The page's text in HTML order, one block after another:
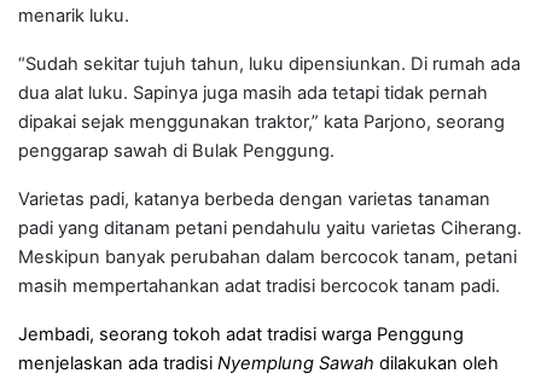
menarik luku.
“Sudah sekitar tujuh tahun, luku dipensiunkan. Di rumah ada
dua alat luku. Sapinya juga masih ada tetapi tidak pernah
dipakai sejak menggunakan traktor,” kata Parjono, seorang
penggarap sawah di Bulak Penggung.
Varietas padi, katanya berbeda dengan varietas tanaman
padi yang ditanam petani pendahulu yaitu varietas Ciherang.
Meskipun banyak perubahan dalam bercocok tanam, petani
masih mempertahankan adat tradisi bercocok tanam padi.
Jembadi, seorang tokoh adat tradisi warga Penggung
menjelaskan ada tradisi Nyemplung Sawah dilakukan oleh